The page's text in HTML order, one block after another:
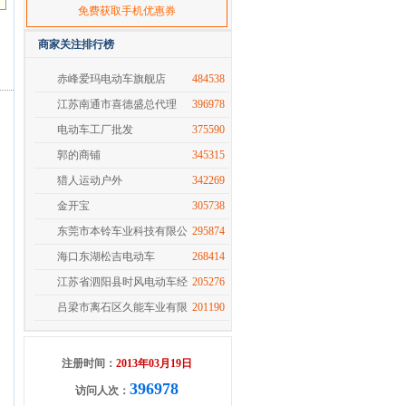
免费获取手机优惠券
商家关注排行榜
赤峰爱玛电动车旗舰店
484538
江苏南通市喜德盛总代理
396978
电动车工厂批发
375590
郭的商铺
345315
猎人运动户外
342269
金开宝
305738
东莞市本铃车业科技有限公 295874
海口东湖松吉电动车
268414
江苏省泗阳县时风电动车经 205276
吕梁市离石区久能车业有限 201190
注册时间： 2013年03月19日
访问人次： 396978